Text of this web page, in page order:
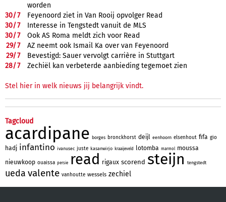
worden
30/7
Feyenoord ziet in Van Rooij opvolger Read
30/7
Interesse in Tengstedt vanuit de MLS
30/7
Ook AS Roma meldt zich voor Read
29/7
AZ neemt ook Ismail Ka over van Feyenoord
29/7
Bevestigd: Sauer vervolgt carrière in Stuttgart
28/7 Zechiël kan verbeterde aanbieding tegemoet zien
Stel hier in welk nieuws jij belangrijk vindt.
Tagcloud
acardipane borges bronckhorst deijl eenhoorn elsenhout fifa gio
hadj infantino ivanusec juste kasanwirjo kraaijeveld lotomba marmol
moussa
nieuwkoop ouaissa persie read rigaux scorend steijn tengstedt
ueda valente vanhoutte wessels zechiel